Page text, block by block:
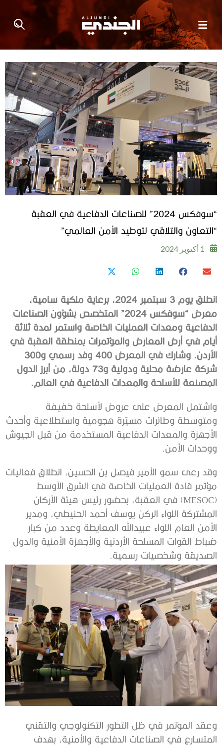
“سوفكس 2024” للصناعات الدفاعية في العقبة
“التعاون والتلاقي لتوطيد الأمن العالمي”
1 أكتوبر 2024
انطلق يوم 3 سبتمبر 2024، برعاية ملكية سامية،
معرض “سوفكس 2024” المتخصص بشؤون الصناعات
الدفاعية ومعدات العمليات الخاصة واستمر لمدة ثلاثة
أيام في أرض المعارض والمؤتمرات بمنطقة العقبة في
الأردن. وشارك في المعرض 400 وفد رسمي و300
شركة عارضة محلية ودولية و73 دولة، من أبرز الدول
المصنعة للأسلحة والمعدات الدفاعية في العالم.
واشتمل المعرض على عروض لأسلحة خفيفة
ومتوسطة وطائرات مسيّرة هجومية واستطلاعية وأحدث
الأجهزة والمعدات الدفاعية المستخدمة من قبل الجيوش
ووحدات الأمن.
وقد رعى سمو الأمير فيصل بن الحسين، انطلاق فعاليات
مؤتمر قادة العمليات الخاصة في الشرق الأوسط
(MESOC) في العقبة، بحضور رئيس هيئة الأركان
المشتركة اللواء الركن يوسف أحمد الحنيطي، ومدير
الأمن العام اللواء عبيدالله المعايطة وعدد من كبار
ضباط القوات المسلحة الأردنية والأجهزة الأمنية والدول
الصديقة وشخصيات رسمية.
وعقد المؤتمر في ظل التطور التكنولوجي والتقني
المتسارع في الصناعات الدفاعية والأمنية، بهدف